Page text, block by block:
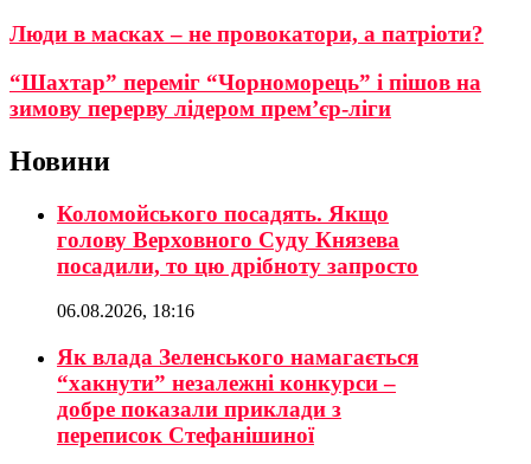
Люди в масках – не провокатори, а патріоти?
“Шахтар” переміг “Чорноморець” і пішов на
зимову перерву лідером прем’єр-ліги
Новини
Коломойського посадять. Якщо
голову Верховного Суду Князева
посадили, то цю дрібноту запросто
06.08.2026, 18:16
Як влада Зеленського намагається
“хакнути” незалежні конкурси –
добре показали приклади з
переписок Стефанішиної